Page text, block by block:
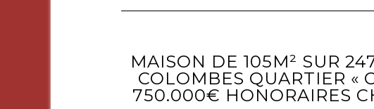
MAISON DE 105M² SUR
COLOMBES QUARTIER «
750.000€ HONORAIRES